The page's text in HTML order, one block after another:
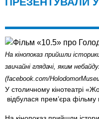
На кінопоказ прийшли
звичайні глядачі, яким
(facebook.com/
У столичному кінотеатрі
відбулася прем’єра